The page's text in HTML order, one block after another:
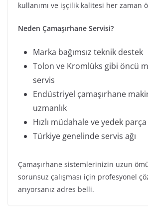
kullanımı ve işçilik kalitesi her zaman
Neden Çamaşırhane Servisi?
Marka bağımsız teknik destek
Tolon ve Kromlüks gibi öncü
servis
Endüstriyel çamaşırhane
uzmanlık
Hızlı müdahale ve yedek
Türkiye genelinde servis ağı
Çamaşırhane sistemlerinizin uzun
sorunsuz çalışması için profesyonel
arıyorsanız adres belli.